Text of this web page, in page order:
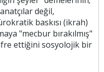
değil,
baskısı (ikrah)
"mecbur bırakılmış"
ettiğini sosyolojik bir